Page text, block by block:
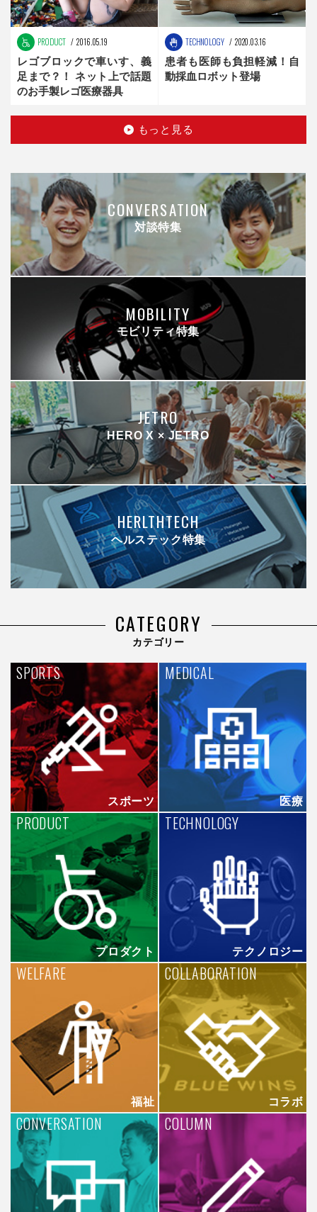
PRODUCT 2016.05.19
レゴブロックで車いす、義
足まで？！ ネット上で話題
のお手製レゴ医療器具
TECHNOLOGY 2020.03.16
患者も医師も負担軽減！自
動採血ロボット登場
もっと見る
CONVERSATION
対談特集
MOBILITY
モビリティ特集
JETRO
HERO X × JETRO
HERLTHTECH
ヘルステック特集
CATEGORY
カテゴリー
スポーツ
SPORTS
医療
MEDICAL
プロダクト
PRODUCT
テクノロジー
TECHNOLOGY
福祉
WELFARE
コラボ
COLLABORATION
CONVERSATION COLUMN